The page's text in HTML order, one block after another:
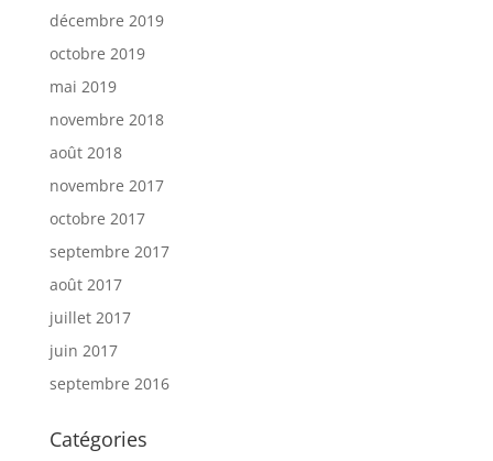
décembre 2019
octobre 2019
mai 2019
novembre 2018
août 2018
novembre 2017
octobre 2017
septembre 2017
août 2017
juillet 2017
juin 2017
septembre 2016
Catégories